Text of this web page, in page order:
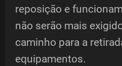
reposição e
não serão mais
caminho para a
equipamentos.